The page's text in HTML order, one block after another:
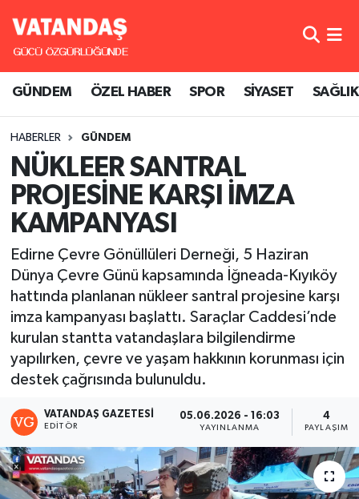
GÜNDEM ÖZEL HABER SPOR SİYASET SAĞLIK
HABERLER GÜNDEM
NÜKLEER SANTRAL
PROJESİNE KARŞI İMZA
KAMPANYASI
Edirne Çevre Gönüllüleri Derneği, 5 Haziran
Dünya Çevre Günü kapsamında İğneada-Kıyıköy
hattında planlanan nükleer santral projesine karşı
imza kampanyası başlattı. Saraçlar Caddesi’nde
kurulan stantta vatandaşlara bilgilendirme
yapılırken, çevre ve yaşam hakkının korunması için
destek çağrısında bulunuldu.
VATANDAŞ GAZETESI
EDITÖR
05.06.2026 - 16:03
YAYINLANMA
4
PAYLAŞIM
GÜNDEM
SPOR
SİYASET
SAĞLIK
Hava Durumu
Süper Lig Puan Durumu ve Fikstür
Tüm Manşetler
Son Dakika Haberleri
Haber Arşivi